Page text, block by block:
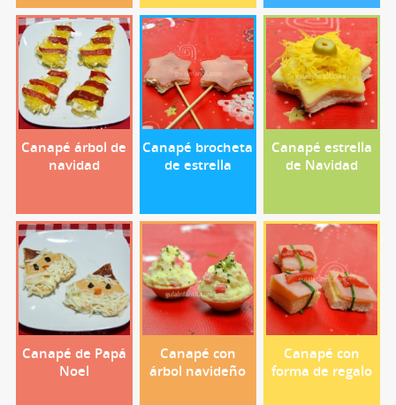
Canapé árbol de
navidad
Canapé brocheta
de estrella
Canapé estrella
de Navidad
Canapé de Papá
Noel
Canapé con
árbol navideño
Canapé con
forma de regalo